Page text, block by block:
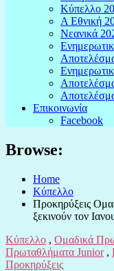
Κύπελλο
Α Εθνική
Νεανικά
Επικοινωνία
Facebook
Browse:
Home
Κύπελλο
Προκηρύξεις
ξεκινούν τον
Κύπελλο , Ομαδικά
Πρωταθλήματα Junior,
Προκηρύξεις